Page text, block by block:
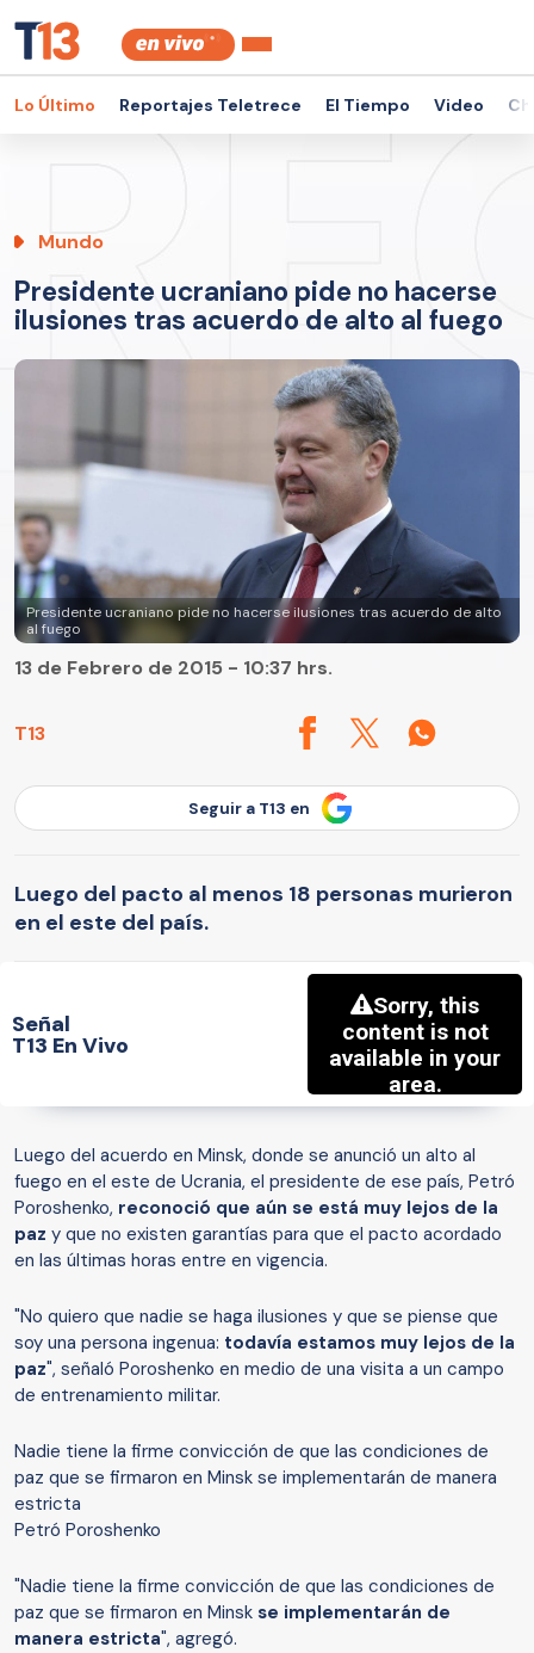
Lo Último Reportajes Teletrece El Tiempo Video
Mundo
Presidente ucraniano pide no hacerse
ilusiones tras acuerdo de alto al fuego
Presidente ucraniano pide no hacerse ilusiones tras acuerdo de alto
al fuego
T13
13 de Febrero de 2015 - 10:37 hrs.
Seguir a T13 en
Luego del pacto al menos 18 personas murieron
en el este del país.
Señal
T13 En Vivo
Luego del acuerdo en Minsk, donde se anunció un alto al
fuego en el este de Ucrania, el presidente de ese país, Petró
Poroshenko, reconoció que aún se está muy lejos de la
paz y que no existen garantías para que el pacto acordado
en las últimas horas entre en vigencia.
"No quiero que nadie se haga ilusiones y que se piense que
soy una persona ingenua: todavía estamos muy lejos de la
paz", señaló Poroshenko en medio de una visita a un campo
de entrenamiento militar.
Nadie tiene la firme convicción de que las condiciones de
paz que se firmaron en Minsk se implementarán de manera
estricta
Petró Poroshenko
"Nadie tiene la firme convicción de que las condiciones de
paz que se firmaron en Minsk se implementarán de
manera estricta", agregó.